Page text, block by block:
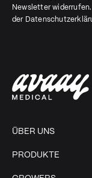
ÜBER UNS
PRODUKTE
Newsletter
der